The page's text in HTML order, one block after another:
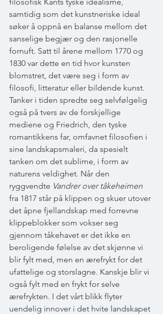
samtidig som det kunstneriske ideal
søker å oppnå en balanse mellom det
sanselige begjær og den rasjonelle
fornuft. Satt til årene mellom 1770 og
1830 var dette en tid hvor kunsten
blomstret, det være seg i form av
filosofi, litteratur eller bildende kunst.
Tanker i tiden spredte seg selvfølgelig
også på tvers av de forskjellige
mediene og Friedrich, den tyske
romantikkens far, omfavnet filosofien i
sine landskapsmaleri, da spesielt
tanken om det sublime, i form av
naturens veldighet. Når den
ryggvendte Vandrer over tåkeheimen
fra 1817 står på klippen og skuer utover
det åpne fjellandskap med forrevne
klippeblokker som vokser seg
gjennom tåkehavet er det ikke en
beroligende følelse av det skjønne vi
blir fylt med, men en ærefrykt for det
ufattelige og storslagne. Kanskje blir vi
også fylt med en frykt for selve
ærefrykten. I det vårt blikk flyter
uendelig innover i det hvite landskapet